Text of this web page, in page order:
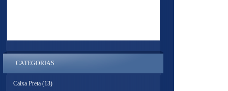
CATEGORIAS
Caixa Preta (13)